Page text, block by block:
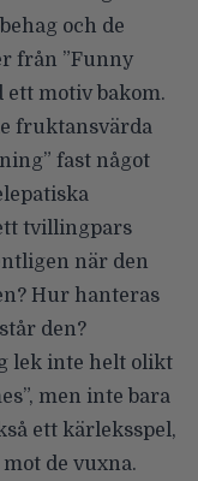
och de
från ”Funny
motiv bakom.
fruktansvärda
fast något
tvillingpars
när den
Hur hanteras
den?
lek inte helt olikt
men inte bara
ett kärleksspel,
de vuxna.